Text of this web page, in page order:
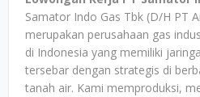
Samator Indo Gas Tbk (D/H PT
merupakan perusahaan gas
di Indonesia yang memiliki
tersebar dengan strategis di
tanah air. Kami memproduksi,